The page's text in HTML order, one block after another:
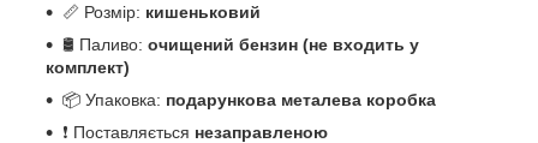
📏 Розмір: кишеньковий
🛢 Паливо: очищений бензин (не входить у
комплект)
📦 Упаковка: подарункова металева коробка
❗ Поставляється незаправленою